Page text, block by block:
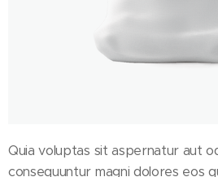
Quia voluptas sit aspernatur aut
consequuntur magni dolores eos